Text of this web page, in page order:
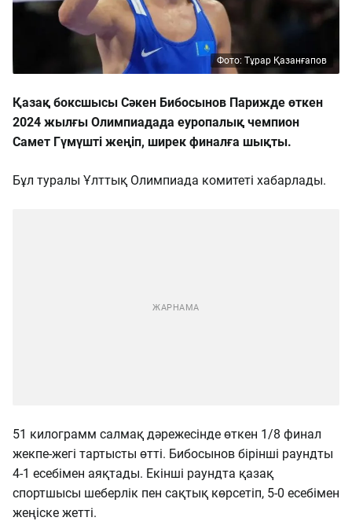
Фото: Тұрар Қазанғапов
Қазақ боксшысы Сәкен Бибосынов Парижде өткен
2024 жылғы Олимпиадада еуропалық чемпион
Самет Гүмүшті жеңіп, ширек финалға шықты.
Бұл туралы Ұлттық Олимпиада комитеті хабарлады.
51 килограмм салмақ дәрежесінде өткен 1/8 финал
жекпе-жегі тартысты өтті. Бибосынов бірінші раундты
4-1 есебімен аяқтады. Екінші раундта қазақ
спортшысы шеберлік пен сақтық көрсетіп, 5-0 есебімен
жеңіске жетті.